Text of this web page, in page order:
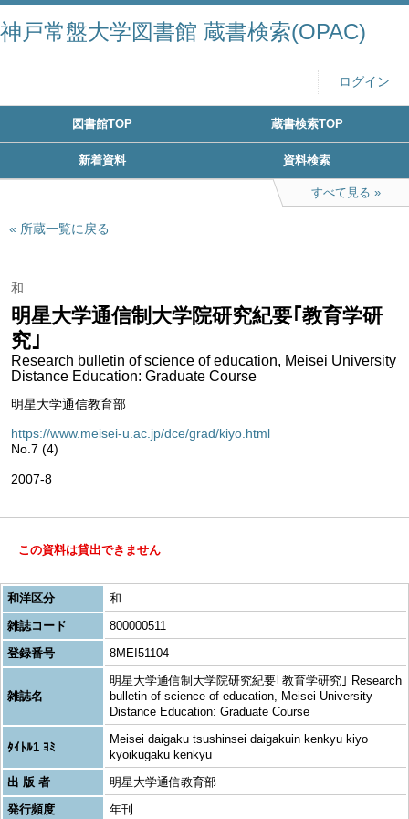
神戸常盤大学図書館 蔵書検索(OPAC)
ログイン
図書館TOP 蔵書検索TOP
新着資料 資料検索
すべて見る
所蔵一覧に戻る
和
明星大学通信制大学院研究紀要｢教育学研
究｣
Research bulletin of science of education, Meisei University
Distance Education: Graduate Course
明星大学通信教育部
https://www.meisei-u.ac.jp/dce/grad/kiyo.html
No.7 (4)
2007-8
この資料は貸出できません
和洋区分
和
雑誌コード
800000511
登録番号
8MEI51104
雑誌名
明星大学通信制大学院研究紀要｢教育学研究｣ Research
bulletin of science of education, Meisei University
Distance Education: Graduate Course
ﾀｲﾄﾙ1 ﾖﾐ
Meisei daigaku tsushinsei daigakuin kenkyu kiyo
kyoikugaku kenkyu
出 版 者
明星大学通信教育部
発行頻度
年刊